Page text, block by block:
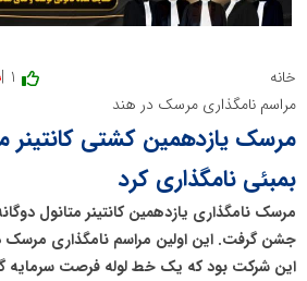
خانه
مراسم نامگذاری مرسک در هند
مرسک یازدهمین کشتی کانتینر
بمبئی نامگذاری کرد
مرسک نامگذاری یازدهمین کانتینر متانول
جشن گرفت. این اولین مراسم نامگذاری مرسک